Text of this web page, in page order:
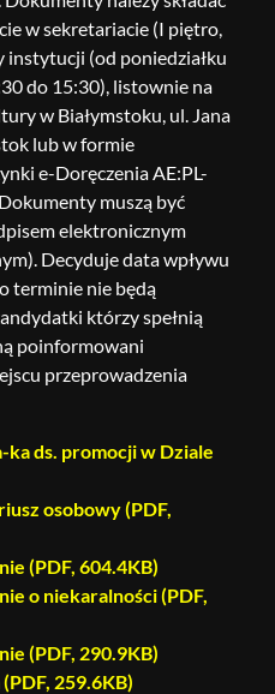
w sekretariacie (I piętro,
instytucji (od poniedziałku
do 15:30), listownie na
w Białymstoku, ul. Jana
lub w formie
e-Doręczenia AE:PL-
muszą być
elektronicznym
Decyduje data wpływu
terminie nie będą
którzy spełnią
poinformowani
przeprowadzenia
ds. promocji w Dziale
osobowy (PDF,
(PDF, 604.4KB)
o niekaralności (PDF,
(PDF, 290.9KB)
259.6KB)